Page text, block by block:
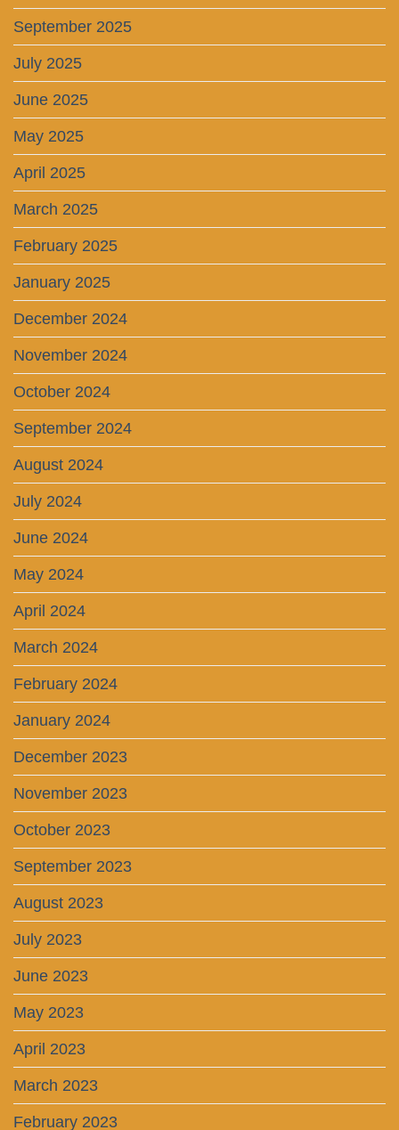
September 2025
July 2025
June 2025
May 2025
April 2025
March 2025
February 2025
January 2025
December 2024
November 2024
October 2024
September 2024
August 2024
July 2024
June 2024
May 2024
April 2024
March 2024
February 2024
January 2024
December 2023
November 2023
October 2023
September 2023
August 2023
July 2023
June 2023
May 2023
April 2023
March 2023
February 2023